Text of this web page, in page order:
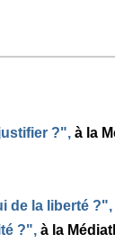
?", à la
de la liberté ?",
?", à la